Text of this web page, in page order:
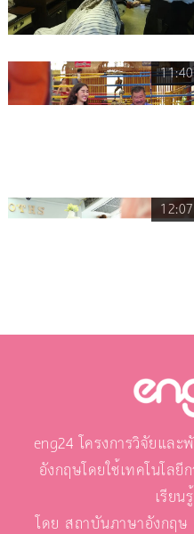
11:40
12:07
eng24 โครงการวิจัยแล
อังกฤษโดยใช้เทคโนโล
เรียน
โดย สถาบันภาษาอังกฤ